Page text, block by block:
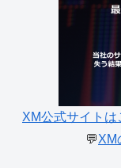
XM公式サイトは
💬XM